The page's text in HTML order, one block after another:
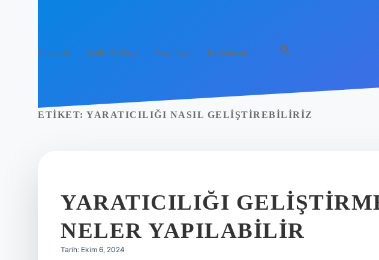
Anasayfa Gizlilik Politikası Yasal Uyarı Hakkımızda
ETIKET: YARATICILIĞI NASIL GELIŞTIREBILIRIZ
YARATICILIĞI
NELER YAPILABILIR
Tarih: Ekim 6, 2024